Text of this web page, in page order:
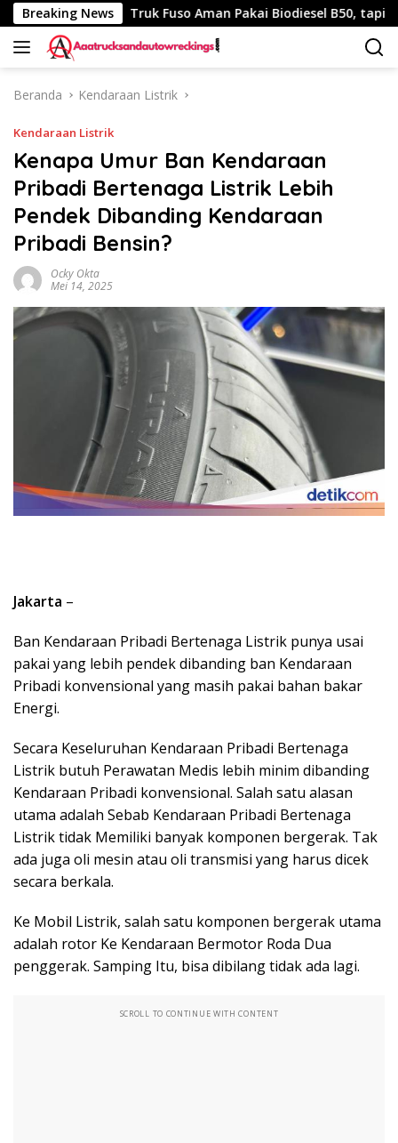
Langsung
ke
konten
Breaking News
Km Truk Fuso Aman Pakai Biodiesel B50, tapi Ada
Beranda Kendaraan Listrik
Kendaraan Listrik
Kenapa Umur Ban Kendaraan
Pribadi Bertenaga Listrik Lebih
Pendek Dibanding Kendaraan
Pribadi Bensin?
Ocky Okta
Mei 14, 2025
Jakarta –
Ban Kendaraan Pribadi Bertenaga Listrik punya usai
pakai yang lebih pendek dibanding ban Kendaraan
Pribadi konvensional yang masih pakai bahan bakar
Energi.
Secara Keseluruhan Kendaraan Pribadi Bertenaga
Listrik butuh Perawatan Medis lebih minim dibanding
Kendaraan Pribadi konvensional. Salah satu alasan
utama adalah Sebab Kendaraan Pribadi Bertenaga
Listrik tidak Memiliki banyak komponen bergerak. Tak
ada juga oli mesin atau oli transmisi yang harus dicek
secara berkala.
Ke Mobil Listrik, salah satu komponen bergerak utama
adalah rotor Ke Kendaraan Bermotor Roda Dua
penggerak. Samping Itu, bisa dibilang tidak ada lagi.
SCROLL TO CONTINUE WITH CONTENT